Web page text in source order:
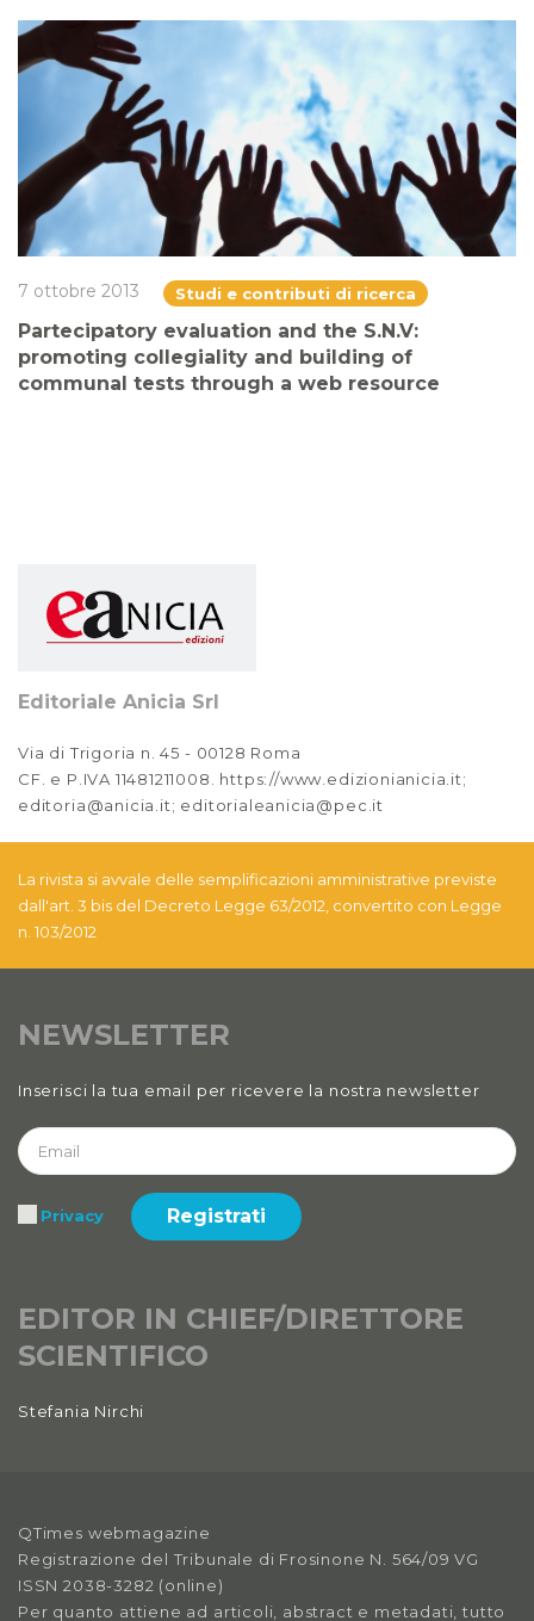
7 ottobre 2013 Studi e contributi di ricerca
Partecipatory evaluation and the S.N.V:
promoting collegiality and building of
communal tests through a web resource
Editoriale Anicia Srl
Via di Trigoria n. 45 - 00128 Roma
CF. e P.IVA 11481211008. https://www.edizionianicia.it;
editoria@anicia.it; editorialeanicia@pec.it
La rivista si avvale delle semplificazioni amministrative previste
dall'art. 3 bis del Decreto Legge 63/2012, convertito con Legge
n. 103/2012
NEWSLETTER
Inserisci la tua email per ricevere la nostra newsletter
Privacy Registrati
EDITOR IN CHIEF/DIRETTORE
SCIENTIFICO
Stefania Nirchi
QTimes webmagazine
Registrazione del Tribunale di Frosinone N. 564/09 VG
ISSN 2038-3282 (online)
Per quanto attiene ad articoli, abstract e metadati, tutto